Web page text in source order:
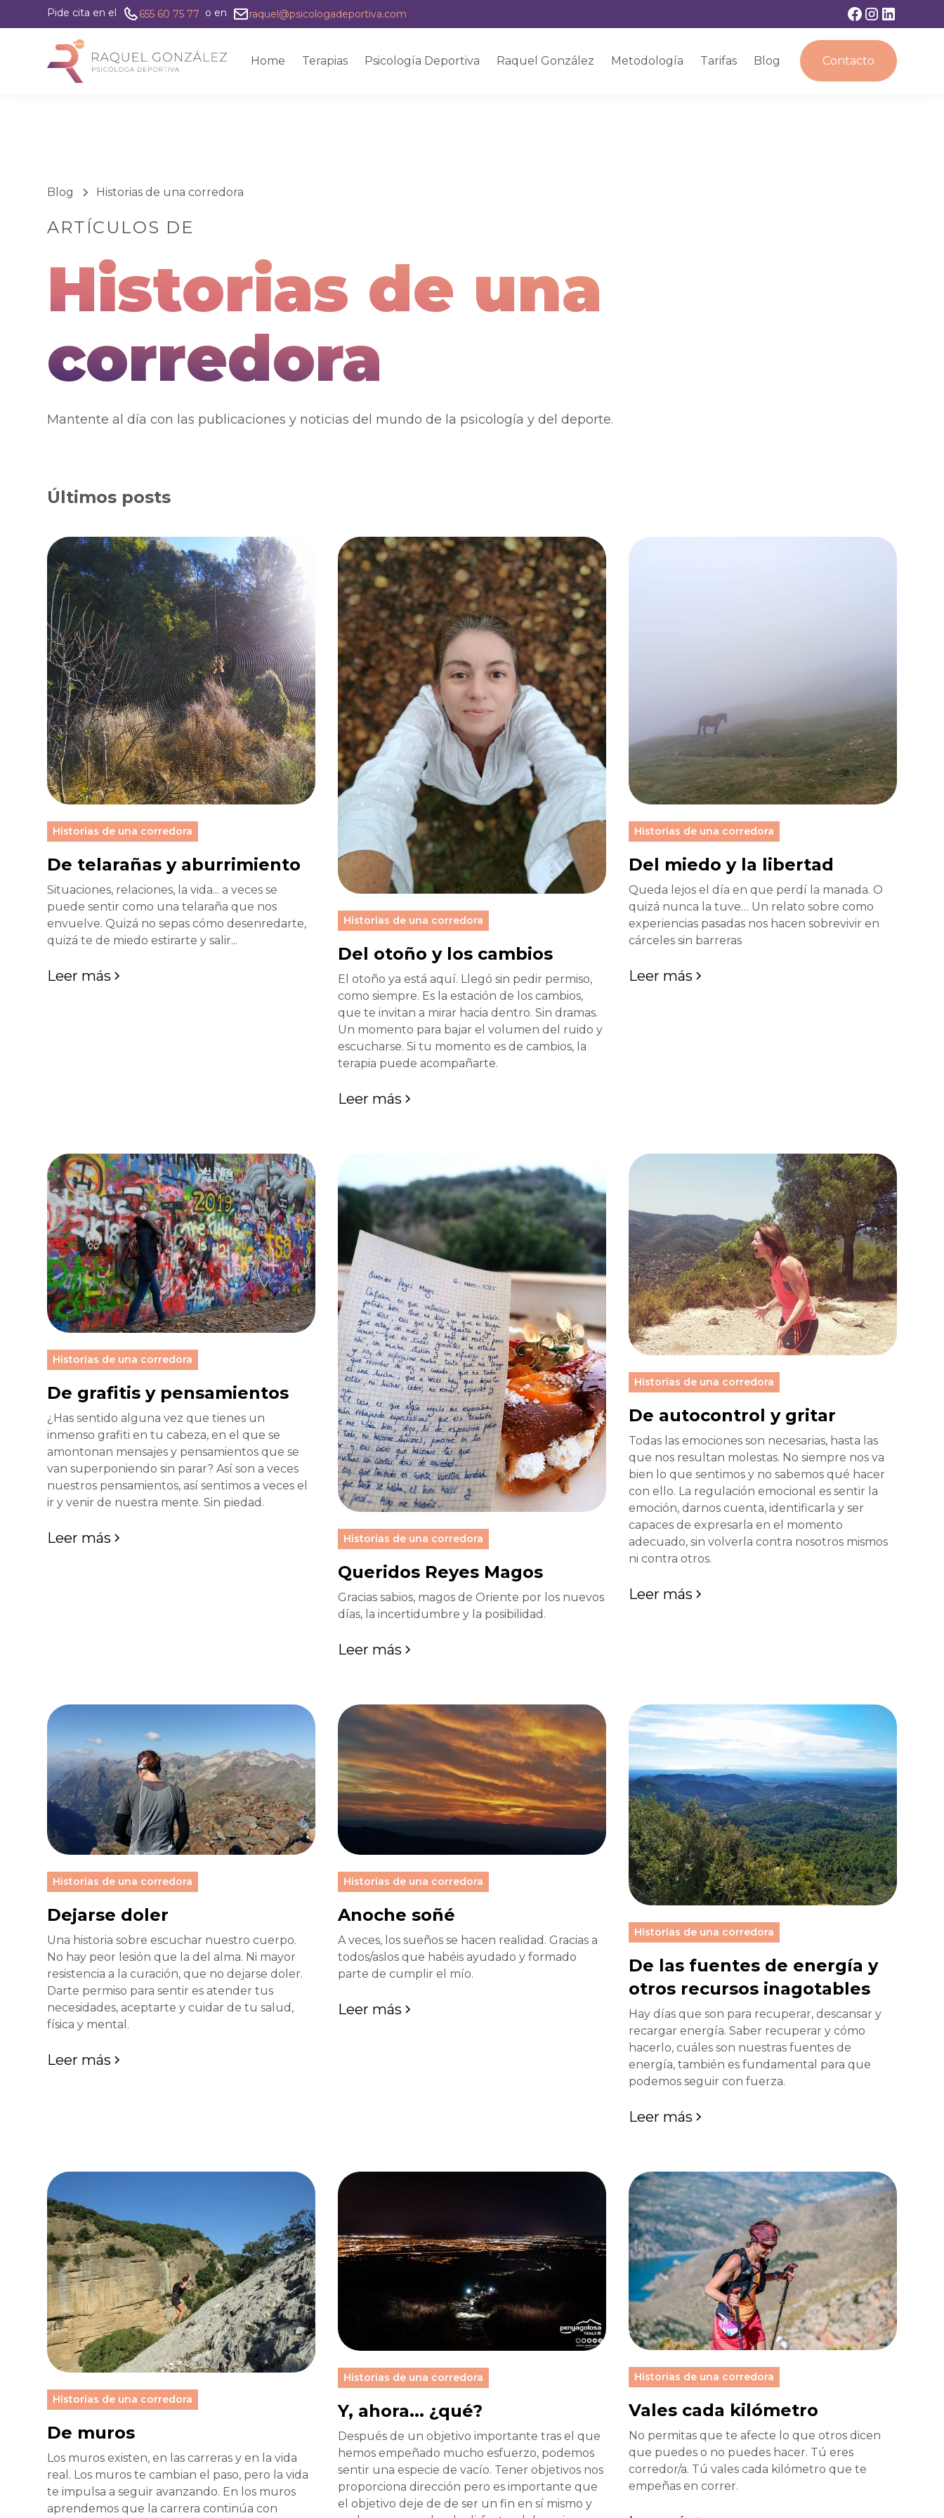
Pide cita en el 655 60 75 77 o en raquel@psicologadeportiva.com
Home Terapias Psicología Deportiva Raquel González Metodología Tarifas Blog Contacto
Blog Historias de una corredora
ARTÍCULOS DE
Historias de una
corredora
Mantente al día con las publicaciones y noticias del mundo de la psicología y del deporte.
Últimos posts
Historias de una corredora
De telarañas y aburrimiento
Situaciones, relaciones, la vida... a veces se
puede sentir como una telaraña que nos
envuelve. Quizá no sepas cómo desenredarte,
quizá te de miedo estirarte y salir...
Leer más
Historias de una corredora
Del otoño y los cambios
El otoño ya está aquí. Llegó sin pedir permiso,
como siempre. Es la estación de los cambios,
que te invitan a mirar hacia dentro. Sin dramas.
Un momento para bajar el volumen del ruido y
escucharse. Si tu momento es de cambios, la
terapia puede acompañarte.
Leer más
Historias de una corredora
Del miedo y la libertad
Queda lejos el día en que perdí la manada. O
quizá nunca la tuve… Un relato sobre como
experiencias pasadas nos hacen sobrevivir en
cárceles sin barreras
Leer más
Historias de una corredora
De grafitis y pensamientos
¿Has sentido alguna vez que tienes un
inmenso grafiti en tu cabeza, en el que se
amontonan mensajes y pensamientos que se
van superponiendo sin parar? Así son a veces
nuestros pensamientos, así sentimos a veces el
ir y venir de nuestra mente. Sin piedad.
Leer más Historias de una corredora
Queridos Reyes Magos
Gracias sabios, magos de Oriente por los nuevos
días, la incertidumbre y la posibilidad.
Leer más
Historias de una corredora
De autocontrol y gritar
Todas las emociones son necesarias, hasta las
que nos resultan molestas. No siempre nos va
bien lo que sentimos y no sabemos qué hacer
con ello. La regulación emocional es sentir la
emoción, darnos cuenta, identificarla y ser
capaces de expresarla en el momento
adecuado, sin volverla contra nosotros mismos
ni contra otros.
Leer más
Historias de una corredora
Dejarse doler
Una historia sobre escuchar nuestro cuerpo.
No hay peor lesión que la del alma. Ni mayor
resistencia a la curación, que no dejarse doler.
Darte permiso para sentir es atender tus
necesidades, aceptarte y cuidar de tu salud,
física y mental.
Leer más
Historias de una corredora
Anoche soñé
A veces, los sueños se hacen realidad. Gracias a
todos/aslos que habéis ayudado y formado
parte de cumplir el mío.
Leer más
Historias de una corredora
De las fuentes de energía y
otros recursos inagotables
Hay días que son para recuperar, descansar y
recargar energía. Saber recuperar y cómo
hacerlo, cuáles son nuestras fuentes de
energía, también es fundamental para que
podemos seguir con fuerza.
Leer más
Historias de una corredora
De muros
Los muros existen, en las carreras y en la vida
real. Los muros te cambian el paso, pero la vida
te impulsa a seguir avanzando. En los muros
aprendemos que la carrera continúa con
Historias de una corredora
Y, ahora... ¿qué?
Después de un objetivo importante tras el que
hemos empeñado mucho esfuerzo, podemos
sentir una especie de vacío. Tener objetivos nos
proporciona dirección pero es importante que
el objetivo deje de de ser un fin en sí mismo y
Historias de una corredora
Vales cada kilómetro
No permitas que te afecte lo que otros dicen
que puedes o no puedes hacer. Tú eres
corredor/a. Tú vales cada kilómetro que te
empeñas en correr.